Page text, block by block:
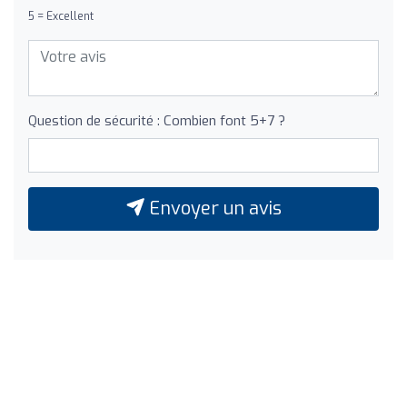
5 = Excellent
Question de sécurité : Combien font 5+7 ?
Envoyer un avis